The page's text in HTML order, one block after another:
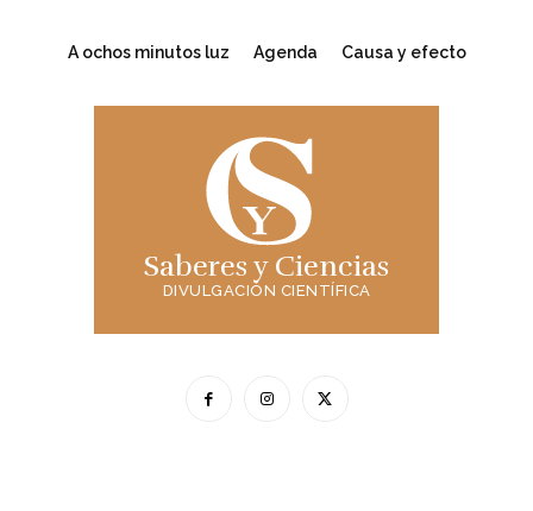
A ochos minutos luz Agenda Causa y efecto
Saberes y Ciencias
DIVULGACIÓN CIENTÍFICA